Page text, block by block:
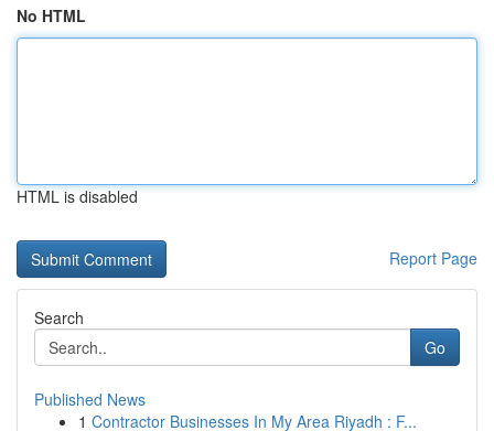
No HTML
HTML is disabled
Report Page
Search
Go
Published News
1 Contractor Businesses In My Area Riyadh : F...